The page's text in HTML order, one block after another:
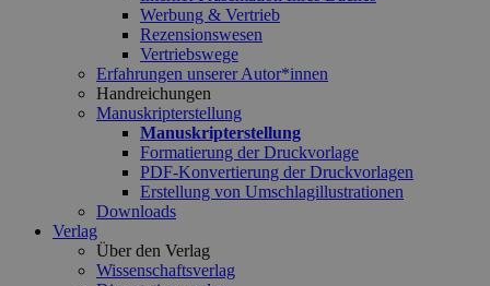
Werbung & Vertrieb
Rezensionswesen
Vertriebswege
Erfahrungen unserer Autor*innen
Handreichungen
Manuskripterstellung
Manuskripterstellung
Formatierung der Druckvorlage
PDF-Konvertierung der Druckvorlagen
Erstellung von Umschlagillustrationen
Downloads
Verlag
Über den Verlag
Wissenschaftsverlag